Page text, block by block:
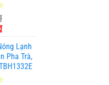
Giá
tại
là:
1.290.000 ₫.
Lạnh
Pha Trà,